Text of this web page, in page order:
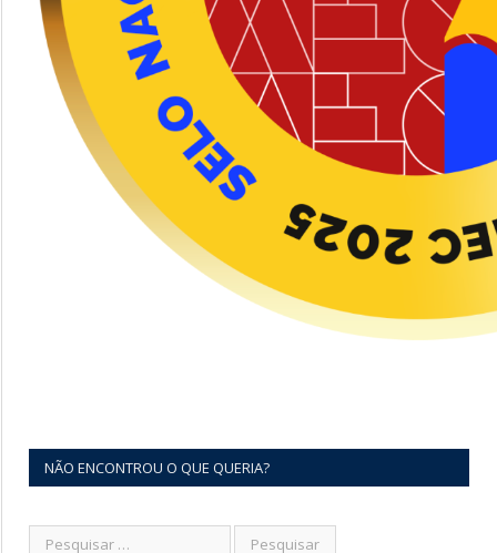
NÃO ENCONTROU O QUE QUERIA?